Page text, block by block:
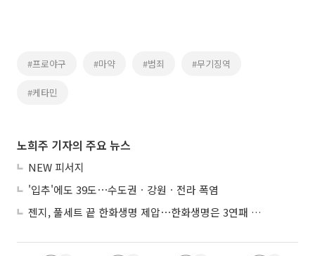
#프로야구 #마약 #범죄 #무기징역
#케타민
노희주 기자의 주요 뉴스
NEW 피서지
'입추'에도 39도⋯수도권ㆍ강원ㆍ전라 폭염
젠지, 풀세트 끝 한화생명 제압⋯한화생명은 3연패 수렁